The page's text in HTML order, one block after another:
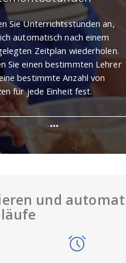
Sie Unterrichtsstunden an,
automatisch nach einem
Zeitplan wiederholen.
Sie einen bestimmten Lehrer
bestimmte Anzahl von
für jede Einheit fest.
und